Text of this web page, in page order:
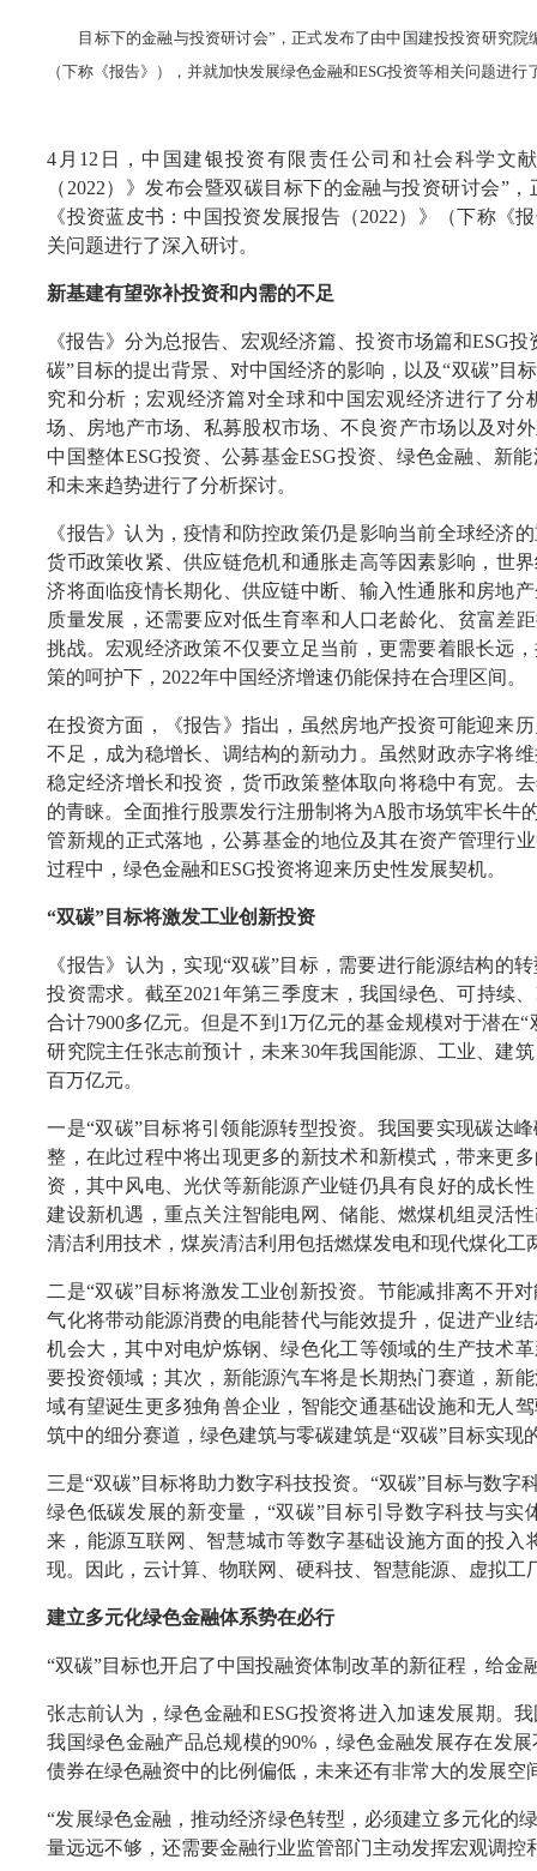
目标下的金融与投资研讨会”，正式发布了由中国建投投资研究
（下称《报告》），并就加快发展绿色金融和ESG投资等相关问题进行
4月12日，中国建银投资有限责任公司和社会科学文
（2022）》发布会暨双碳目标下的金融与投资研讨会”
《投资蓝皮书：中国投资发展报告（2022）》（下称《
关问题进行了深入研讨。
新基建有望弥补投资和内需的不足
《报告》分为总报告、宏观经济篇、投资市场篇和ESG
碳”目标的提出背景、对中国经济的影响，以及“双碳”目
究和分析；宏观经济篇对全球和中国宏观经济进行了
场、房地产市场、私募股权市场、不良资产市场以及对
中国整体ESG投资、公募基金ESG投资、绿色金融、新
和未来趋势进行了分析探讨。
《报告》认为，疫情和防控政策仍是影响当前全球经济
货币政策收紧、供应链危机和通胀走高等因素影响，世
济将面临疫情长期化、供应链中断、输入性通胀和房地
质量发展，还需要应对低生育率和人口老龄化、贫富差
挑战。宏观经济政策不仅要立足当前，更需要着眼长远
策的呵护下，2022年中国经济增速仍能保持在合理区间。
在投资方面，《报告》指出，虽然房地产投资可能迎来
不足，成为稳增长、调结构的新动力。虽然财政赤字将
稳定经济增长和投资，货币政策整体取向将稳中有宽。
的青睐。全面推行股票发行注册制将为A股市场筑牢长牛
管新规的正式落地，公募基金的地位及其在资产管理行
过程中，绿色金融和ESG投资将迎来历史性发展契机。
“双碳”目标将激发工业创新投资
《报告》认为，实现“双碳”目标，需要进行能源结构的
投资需求。截至2021年第三季度末，我国绿色、可持续
合计7900多亿元。但是不到1万亿元的基金规模对于潜在
研究院主任张志前预计，未来30年我国能源、工业、建
百万亿元。
一是“双碳”目标将引领能源转型投资。我国要实现碳达
整，在此过程中将出现更多的新技术和新模式，带来更
资，其中风电、光伏等新能源产业链仍具有良好的成长
建设新机遇，重点关注智能电网、储能、燃煤机组灵活
清洁利用技术，煤炭清洁利用包括燃煤发电和现代煤化工
二是“双碳”目标将激发工业创新投资。节能减排离不开
气化将带动能源消费的电能替代与能效提升，促进产业
机会大，其中对电炉炼钢、绿色化工等领域的生产技术
要投资领域；其次，新能源汽车将是长期热门赛道，新
域有望诞生更多独角兽企业，智能交通基础设施和无人
筑中的细分赛道，绿色建筑与零碳建筑是“双碳”目标实现
三是“双碳”目标将助力数字科技投资。“双碳”目标与数
绿色低碳发展的新变量，“双碳”目标引导数字科技与
来，能源互联网、智慧城市等数字基础设施方面的投
现。因此，云计算、物联网、硬科技、智慧能源、虚拟
建立多元化绿色金融体系势在必行
“双碳”目标也开启了中国投融资体制改革的新征程，给金
张志前认为，绿色金融和ESG投资将进入加速发展期。
我国绿色金融产品总规模的90%，绿色金融发展存在发
债券在绿色融资中的比例偏低，未来还有非常大的发展空
“发展绿色金融，推动经济绿色转型，必须建立多元化的
量远远不够，还需要金融行业监管部门主动发挥宏观调控